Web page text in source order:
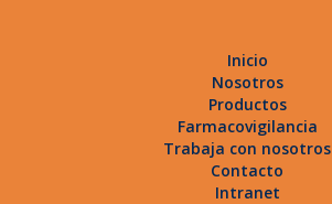
Inicio
Nosotros
Productos
Farmacovigilancia
Trabaja con nosotros
Contacto
Intranet